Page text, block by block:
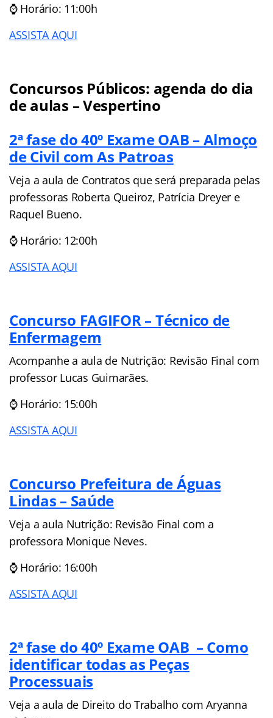
⌚ Horário: 11:00h
ASSISTA AQUI
Concursos Públicos: agenda do dia
de aulas – Vespertino
2ª fase do 40º Exame OAB – Almoço
de Civil com As Patroas
Veja a aula de Contratos que será preparada pelas
professoras Roberta Queiroz, Patrícia Dreyer e
Raquel Bueno.
⌚ Horário: 12:00h
ASSISTA AQUI
Concurso FAGIFOR – Técnico de
Enfermagem
Acompanhe a aula de Nutrição: Revisão Final com
professor Lucas Guimarães.
⌚ Horário: 15:00h
ASSISTA AQUI
Concurso Prefeitura de Águas
Lindas – Saúde
Veja a aula Nutrição: Revisão Final com a
professora Monique Neves.
⌚ Horário: 16:00h
ASSISTA AQUI
2ª fase do 40º Exame OAB – Como
identificar todas as Peças
Processuais
Veja a aula de Direito do Trabalho com Aryanna